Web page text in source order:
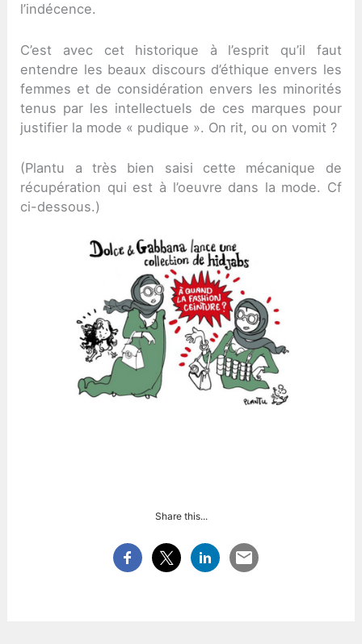
l’indécence.
C’est avec cet historique à l’esprit qu’il faut
entendre les beaux discours d’éthique envers les
femmes et de considération envers les minorités
tenus par les intellectuels de ces marques pour
justifier la mode « pudique ». On rit, ou on vomit ?
(Plantu a très bien saisi cette mécanique de
récupération qui est à l’oeuvre dans la mode. Cf
ci-dessous.)
Share this...